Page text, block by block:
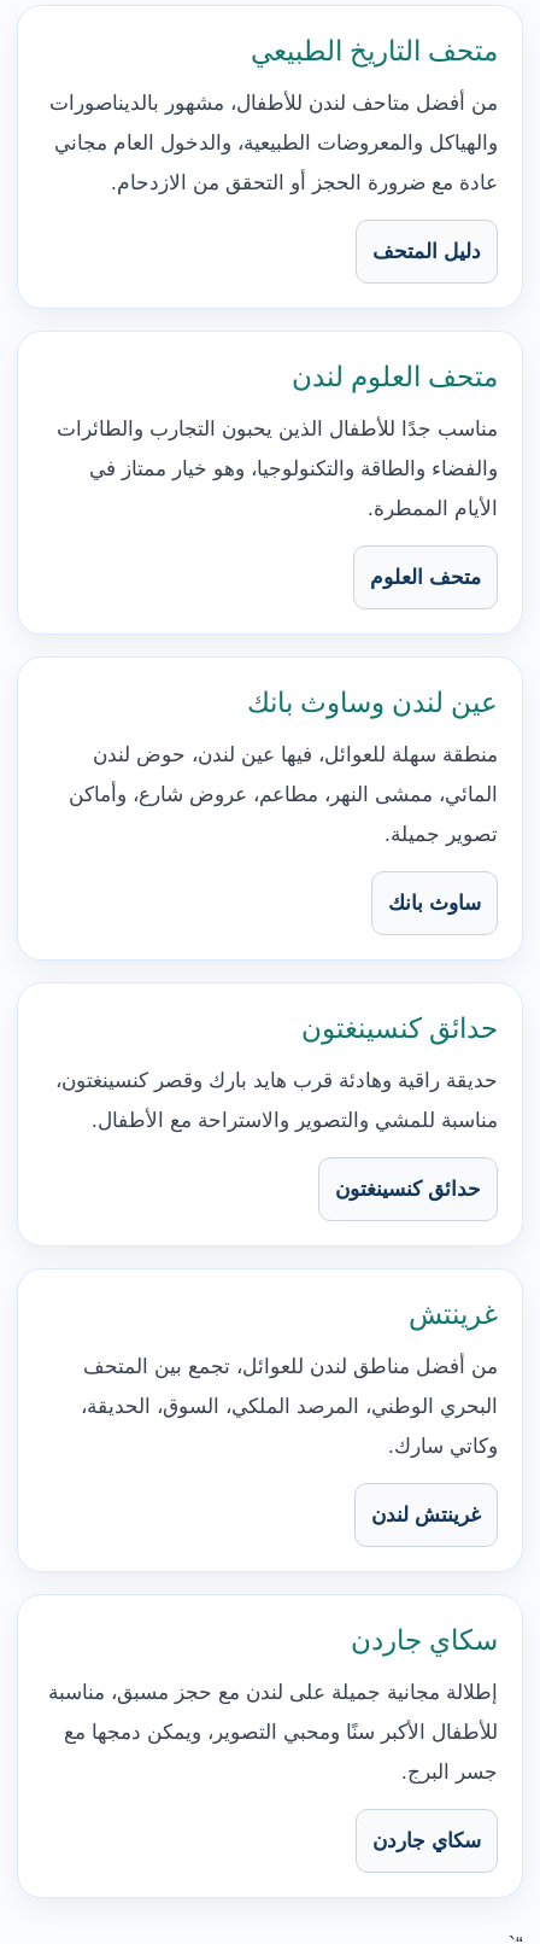
متحف التاريخ الطبيعي
من أفضل متاحف لندن للأطفال، مشهور بالديناصورات
والهياكل والمعروضات الطبيعية، والدخول العام مجاني
عادة مع ضرورة الحجز أو التحقق من الازدحام.
دليل المتحف
متحف العلوم لندن
مناسب جدًا للأطفال الذين يحبون التجارب والطائرات
والفضاء والطاقة والتكنولوجيا، وهو خيار ممتاز في
الأيام الممطرة.
متحف العلوم
عين لندن وساوث بانك
منطقة سهلة للعوائل، فيها عين لندن، حوض لندن
المائي، ممشى النهر، مطاعم، عروض شارع، وأماكن
تصوير جميلة.
ساوث بانك
حدائق كنسينغتون
حديقة راقية وهادئة قرب هايد بارك وقصر كنسينغتون،
مناسبة للمشي والتصوير والاستراحة مع الأطفال.
حدائق كنسينغتون
غرينتش
من أفضل مناطق لندن للعوائل، تجمع بين المتحف
البحري الوطني، المرصد الملكي، السوق، الحديقة،
وكاتي سارك.
غرينتش لندن
سكاي جاردن
إطلالة مجانية جميلة على لندن مع حجز مسبق، مناسبة
للأطفال الأكبر سنًا ومحبي التصوير، ويمكن دمجها مع
جسر البرج.
سكاي جاردن